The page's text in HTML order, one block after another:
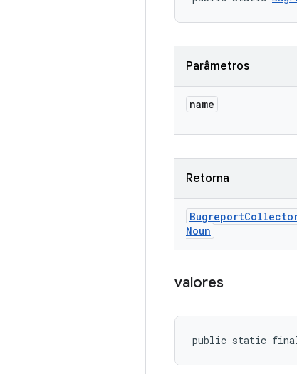
Parâmetros
name
Retorna
Bugreport
Noun
valores
public static